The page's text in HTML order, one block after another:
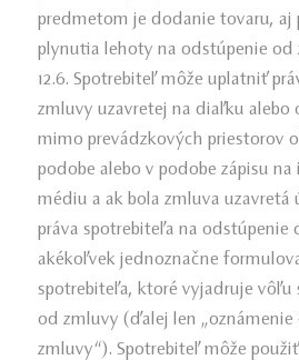
predmetom je dodanie tovaru, aj
plynutia lehoty na odstúpenie od
12.6. Spotrebiteľ môže uplatniť
zmluvy uzavretej na diaľku alebo
mimo prevádzkových priestorov
podobe alebo v podobe zápisu
médiu a ak bola zmluva uzavretá
práva spotrebiteľa na odstúpenie
akékoľvek jednoznačne
spotrebiteľa, ktoré vyjadruje
od zmluvy (ďalej len „oznámenie
zmluvy“). Spotrebiteľ môže